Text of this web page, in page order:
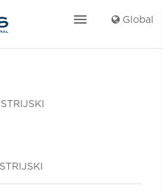
menu Global